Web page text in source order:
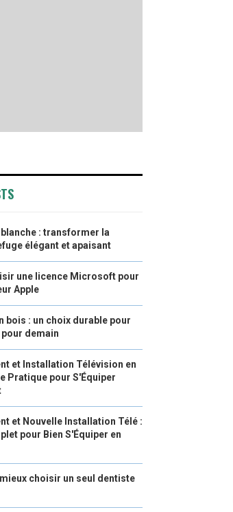
: transformer la
élégant et apaisant
une licence Microsoft pour
Apple
bois : un choix durable pour
demain
et Installation Télévision en
Pratique pour S'Équiper
et Nouvelle Installation Télé :
pour Bien S'Équiper en
choisir un seul dentiste